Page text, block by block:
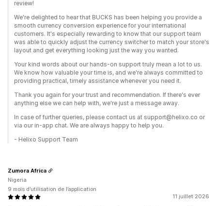
review!
We're delighted to hear that BUCKS has been helping you provide a
smooth currency conversion experience for your international
customers. It's especially rewarding to know that our support team
was able to quickly adjust the currency switcher to match your store's
layout and get everything looking just the way you wanted.
Your kind words about our hands-on support truly mean a lot to us.
We know how valuable your time is, and we're always committed to
providing practical, timely assistance whenever you need it.
Thank you again for your trust and recommendation. If there's ever
anything else we can help with, we're just a message away.
In case of further queries, please contact us at support@helixo.co or
via our in-app chat. We are always happy to help you.
- Helixo Support Team
11 juillet 2026
Zumora Africa
Nigeria
9 mois d’utilisation de l’application